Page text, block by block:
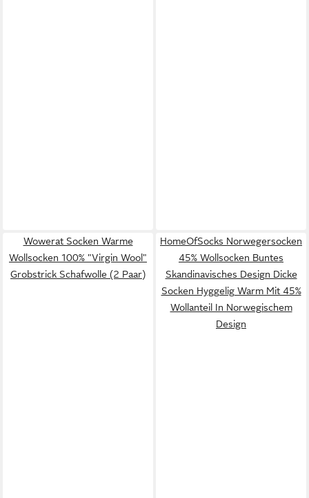
Wowerat Socken Warme
Wollsocken 100% "Virgin Wool"
Grobstrick Schafwolle (2 Paar)
HomeOfSocks Norwegersocken
45% Wollsocken Buntes
Skandinavisches Design Dicke
Socken Hyggelig Warm Mit 45%
Wollanteil In Norwegischem
Design